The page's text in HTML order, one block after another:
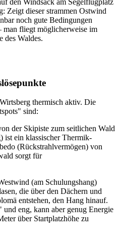
Zeigt dieser strammen Ostwind
noch gute Bedingungen
man fliegt möglicherweise im
des Waldes.
thermisch aktiv. Die
sind:
der Skipiste zum seitlichen Wald
ist ein klassischer Thermik-
(Rückstrahlvermögen) von
sorgt für
(am Schulungshang)
die über den Dächern und
entstehen, den Hang hinauf.
eng, kann aber genug Energie
über Startplatzhöhe zu